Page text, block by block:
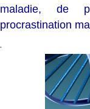
maladie, de
procrastination
.